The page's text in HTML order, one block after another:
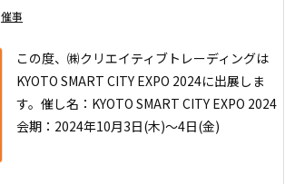
催事
この度、㈱クリエイティブトレーディングは
KYOTO SMART CITY EXPO 2024に出展しま
す。 催し名：KYOTO SMART CITY EXPO 2024
会期：2024年10月3日(木)～4日(金)